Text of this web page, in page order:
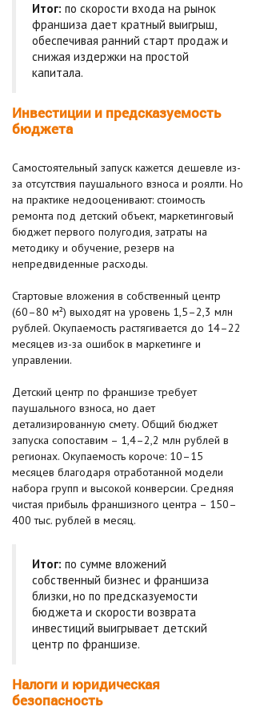
Итог: по скорости входа на рынок
франшиза дает кратный выигрыш,
обеспечивая ранний старт продаж и
снижая издержки на простой
капитала.
Инвестиции и предсказуемость
бюджета
Самостоятельный запуск кажется дешевле из-
за отсутствия паушального взноса и роялти. Но
на практике недооценивают: стоимость
ремонта под детский объект, маркетинговый
бюджет первого полугодия, затраты на
методику и обучение, резерв на
непредвиденные расходы.
Стартовые вложения в собственный центр
(60–80 м²) выходят на уровень 1,5–2,3 млн
рублей. Окупаемость растягивается до 14–22
месяцев из-за ошибок в маркетинге и
управлении.
Детский центр по франшизе требует
паушального взноса, но дает
детализированную смету. Общий бюджет
запуска сопоставим – 1,4–2,2 млн рублей в
регионах. Окупаемость короче: 10–15
месяцев благодаря отработанной модели
набора групп и высокой конверсии. Средняя
чистая прибыль франшизного центра – 150–
400 тыс. рублей в месяц.
Итог: по сумме вложений
собственный бизнес и франшиза
близки, но по предсказуемости
бюджета и скорости возврата
инвестиций выигрывает детский
центр по франшизе.
Налоги и юридическая
безопасность